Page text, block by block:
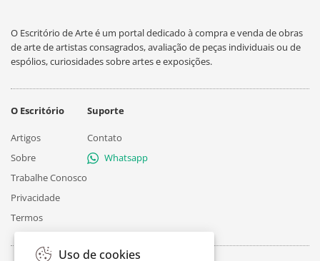
O Escritório de Arte é um portal dedicado à compra e venda de obras
de arte de artistas consagrados, avaliação de peças individuais ou de
espólios, curiosidades sobre artes e exposições.
O Escritório
Artigos
Sobre
Trabalhe Conosco
Privacidade
Termos
Suporte
Contato
Whatsapp
Uso de cookies